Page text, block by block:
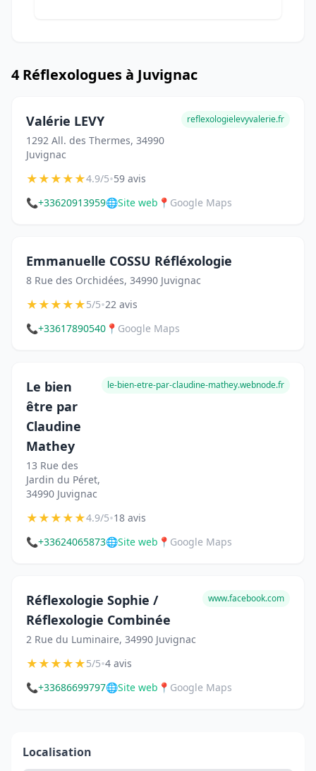
4 Réflexologues à Juvignac
Valérie LEVY
1292 All. des Thermes, 34990
Juvignac
reflexologielevyvalerie.fr
★★★★★4.9/5•59 avis
📞+33620913959🌐Site web 📍 Google Maps
Emmanuelle COSSU Réfléxologie
8 Rue des Orchidées, 34990 Juvignac
★★★★★5/5•22 avis
📞+33617890540 📍 Google Maps
Le bien
être par
Claudine
Mathey
13 Rue des
Jardin du Péret,
34990 Juvignac
le-bien-etre-par-claudine-mathey.webnode.fr
★★★★★4.9/5•18 avis
📞+33624065873🌐Site web 📍 Google Maps
Réflexologie Sophie /
Réflexologie Combinée
2 Rue du Luminaire, 34990 Juvignac
www.facebook.com
★★★★★5/5•4 avis
📞+33686699797🌐Site web 📍 Google Maps
Localisation